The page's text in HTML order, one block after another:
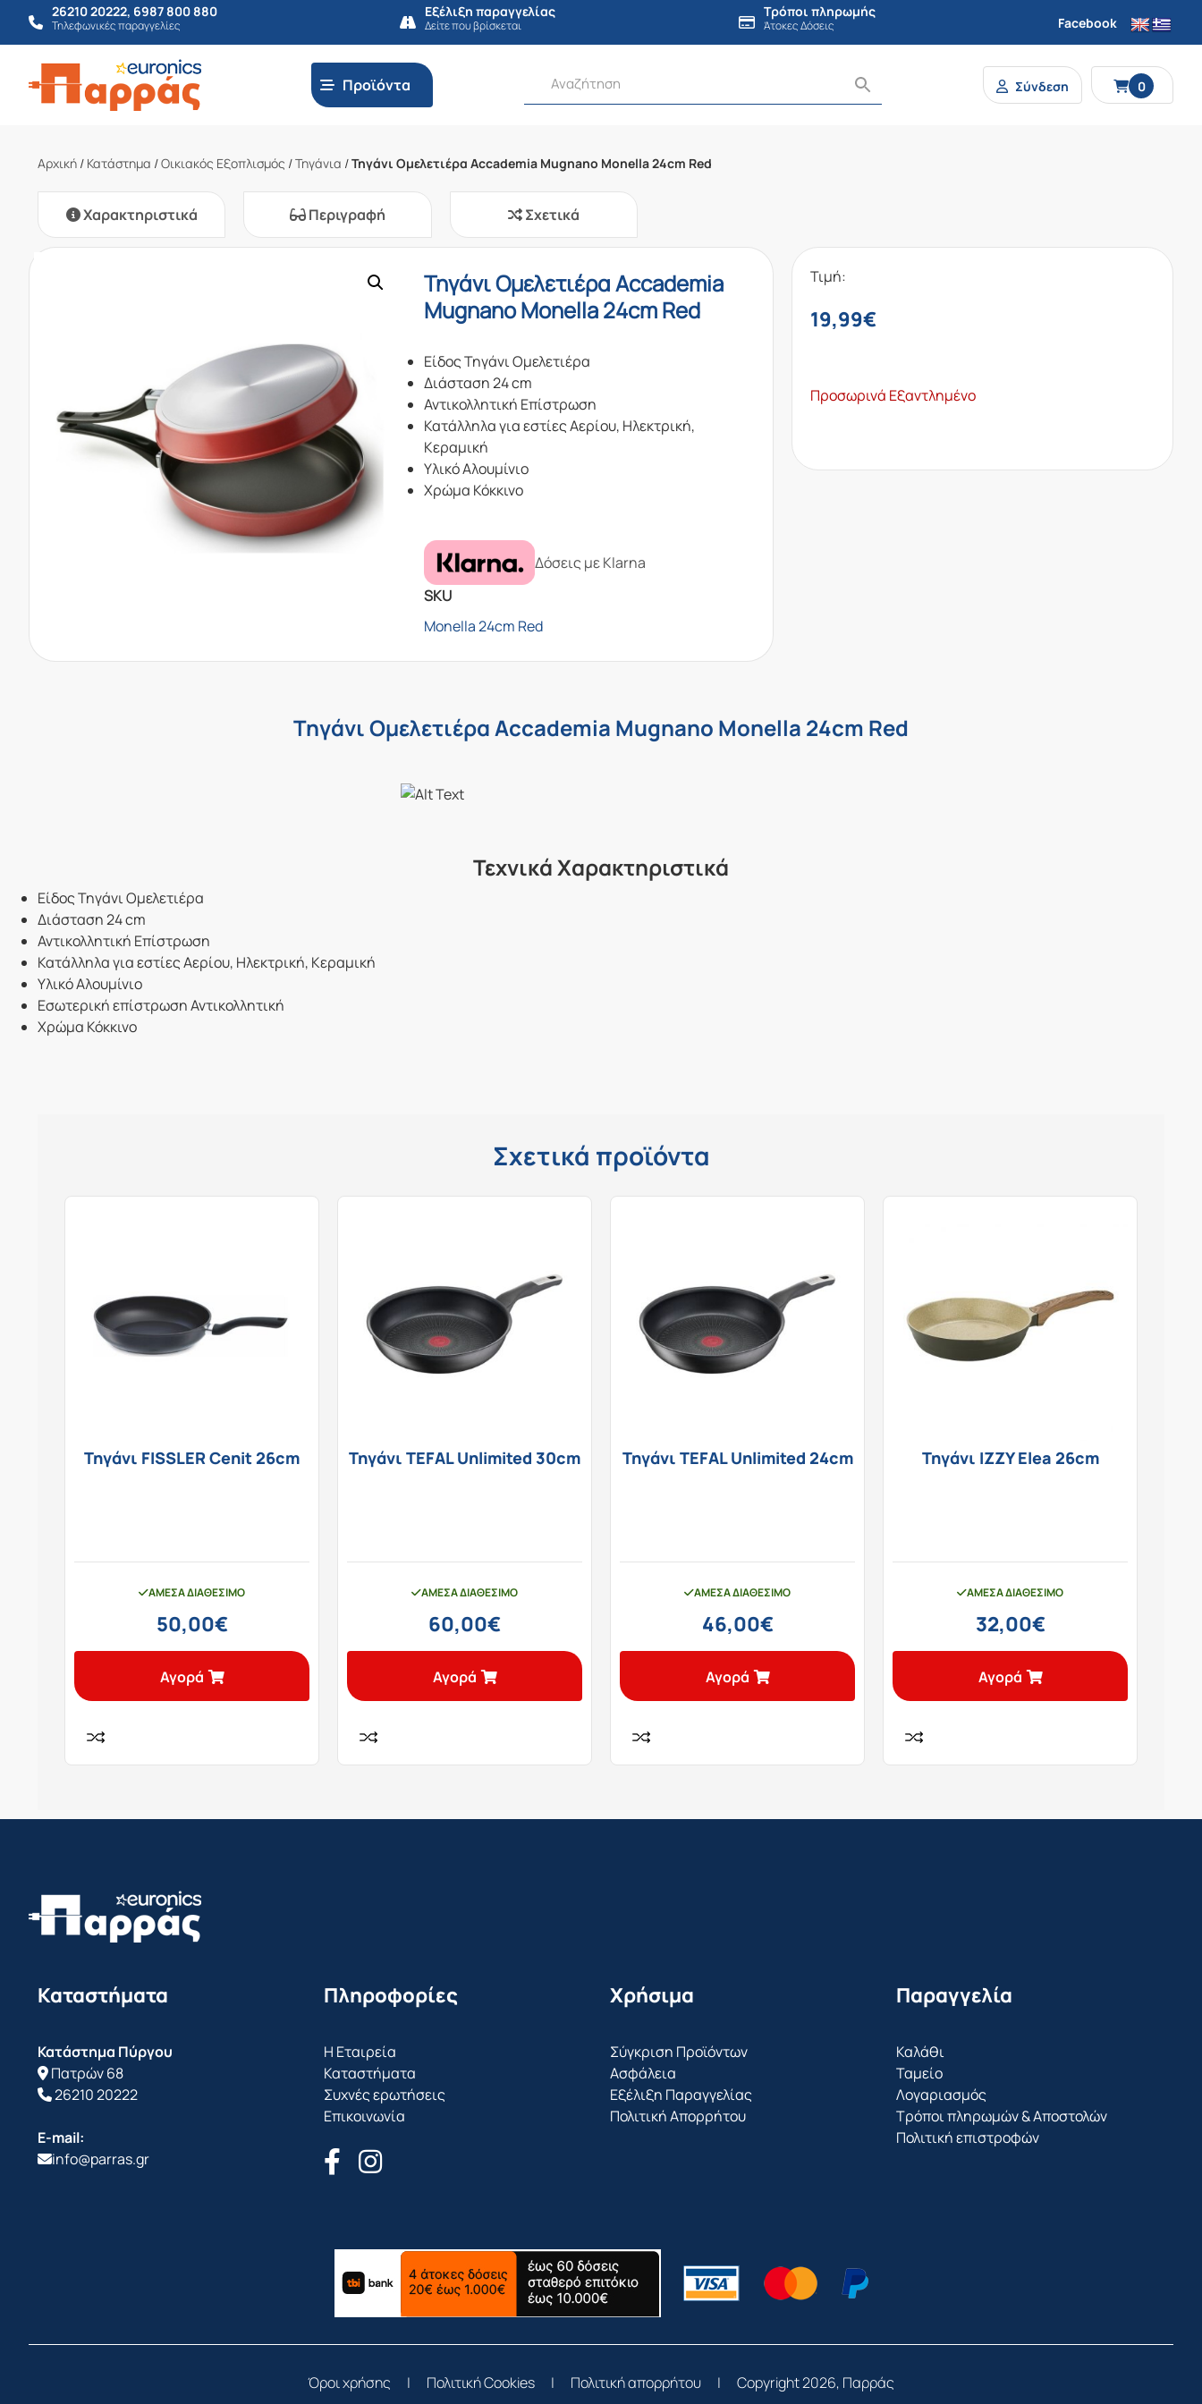
26210 20222, 6987 800 880
Τηλεφωνικές παραγγελίες
Εξέλιξη παραγγελίας
Δείτε που βρίσκεται
Τρόποι πληρωμής
Άτοκες Δόσεις Facebook
Προϊόντα Σύνδεση 0
Αρχική / Κατάστημα /Οικιακός Εξοπλισμός /Τηγάνια /Τηγάνι Ομελετιέρα Accademia Mugnano Monella 24cm Red
Χαρακτηριστικά Περιγραφή Σχετικά
Τηγάνι Ομελετιέρα Accademia
Mugnano Monella 24cm Red
Είδος Τηγάνι Ομελετιέρα
Διάσταση 24 cm
Αντικολλητική Επίστρωση
Κατάλληλα για εστίες Αερίου, Ηλεκτρική,
Κεραμική
Υλικό Αλουμίνιο
Χρώμα Κόκκινο
Δόσεις με Klarna
SKU
Monella 24cm Red
Τιμή:
19,99€
Προσωρινά Εξαντλημένο
Τηγάνι Ομελετιέρα Accademia Mugnano Monella 24cm Red
Τεχνικά Χαρακτηριστικά
Είδος Τηγάνι Ομελετιέρα
Διάσταση 24 cm
Αντικολλητική Επίστρωση
Κατάλληλα για εστίες Αερίου, Ηλεκτρική, Κεραμική
Υλικό Αλουμίνιο
Εσωτερική επίστρωση Αντικολλητική
Χρώμα Κόκκινο
Σχετικά προϊόντα
Τηγάνι FISSLER Cenit 26cm
ΆΜΕΣΑ ΔΙΑΘΈΣΙΜΟ
50,00€
Αγορά
Τηγάνι TEFAL Unlimited 30cm
ΆΜΕΣΑ ΔΙΑΘΈΣΙΜΟ
60,00€
Αγορά
Τηγάνι TEFAL Unlimited 24cm
ΆΜΕΣΑ ΔΙΑΘΈΣΙΜΟ
46,00€
Αγορά
Τηγάνι IZZY Elea 26cm
ΆΜΕΣΑ ΔΙΑΘΈΣΙΜΟ
32,00€
Αγορά
Καταστήματα
Κατάστημα Πύργου
Πατρών 68
26210 20222
E-mail:
info@parras.gr
Πληροφορίες
Η Εταιρεία
Καταστήματα
Συχνές ερωτήσεις
Επικοινωνία
Χρήσιμα
Σύγκριση Προϊόντων
Ασφάλεια
Εξέλιξη Παραγγελίας
Πολιτική Απορρήτου
Παραγγελία
Καλάθι
Ταμείο
Λογαριασμός
Τρόποι πληρωμών & Αποστολών
Πολιτική επιστροφών
Όροι χρήσης | Πολιτική Cookies | Πολιτική απορρήτου | Copyright 2026, Παρράς